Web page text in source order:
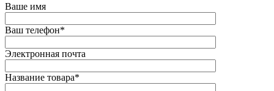
Ваше имя
Ваш телефон*
Электронная почта
Название товара*